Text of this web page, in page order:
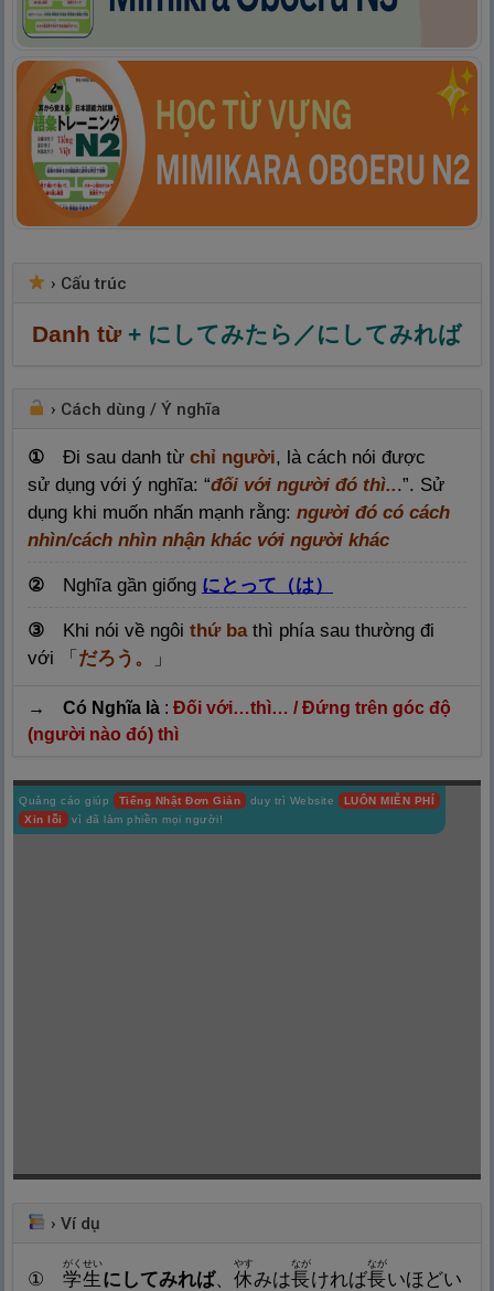
› Cấu trúc
Danh từ + にしてみたら／にしてみれば
› Cách dùng / Ý nghĩa
① Đi sau danh từ chỉ người, là cách nói được
sử dụng với ý nghĩa: “đối với người đó thì...”. Sử
dụng khi muốn nhấn mạnh rằng: người đó có cách
nhìn/cách nhìn nhận khác với người khác
② Nghĩa gần giống にとって（は）
③ Khi nói về ngôi thứ ba thì phía sau thường đi
với
「 だろう。 」
→ Có Nghĩa là: Đối với…thì… / Đứng trên góc độ
(người nào đó) thì
Quảng cáo giúp Tiếng Nhật Đơn Giản duy trì Website
LUÔN MIỄN PHÍ
Xin lỗi
vì đã làm phiền mọi người!
›Ví dụ
① 学生
がくせい
にしてみれば、 休
やす
みは長
TRƯỜNG, TRƯỞNG,
なが
ければ長
TRƯỜNG, TRƯỞNG,
なが
いほどい